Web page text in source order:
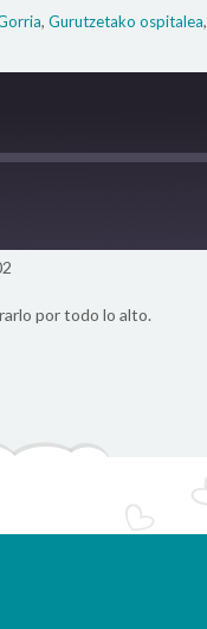
, Gurutzetako ospitalea,
por todo lo alto.